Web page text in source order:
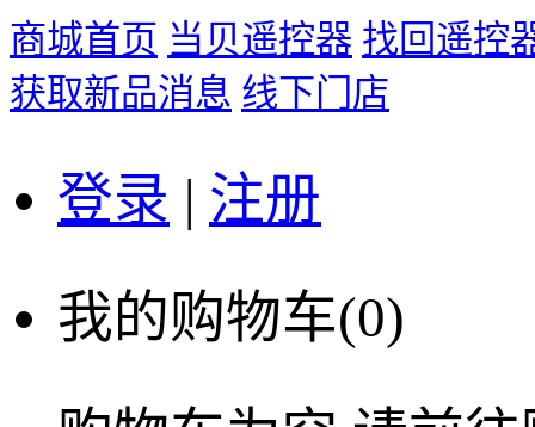
商城首页 当贝遥控器 找回遥控
获取新品消息 线下门店
登录 | 注册
我的购物车(0)